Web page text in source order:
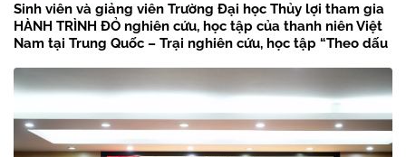
Sinh viên và giảng viên Trường Đại học Thủy lợi tham gia
HÀNH TRÌNH ĐỎ nghiên cứu, học tập của thanh niên Việt
Nam tại Trung Quốc – Trại nghiên cứu, học tập “Theo dấu